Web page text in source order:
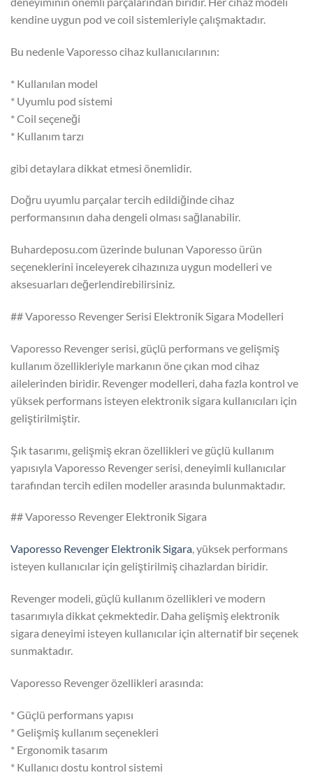
kendine uygun pod ve coil sistemleriyle çalışmaktadır.
Bu nedenle Vaporesso cihaz kullanıcılarının:
* Kullanılan model
* Uyumlu pod sistemi
* Coil seçeneği
* Kullanım tarzı
gibi detaylara dikkat etmesi önemlidir.
Doğru uyumlu parçalar tercih edildiğinde cihaz
performansının daha dengeli olması sağlanabilir.
Buhardeposu.com üzerinde bulunan Vaporesso ürün
seçeneklerini inceleyerek cihazınıza uygun modelleri ve
aksesuarları değerlendirebilirsiniz.
## Vaporesso Revenger Serisi Elektronik Sigara Modelleri
Vaporesso Revenger serisi, güçlü performans ve gelişmiş
kullanım özellikleriyle markanın öne çıkan mod cihaz
ailelerinden biridir. Revenger modelleri, daha fazla kontrol ve
yüksek performans isteyen elektronik sigara kullanıcıları için
geliştirilmiştir.
Şık tasarımı, gelişmiş ekran özellikleri ve güçlü kullanım
yapısıyla Vaporesso Revenger serisi, deneyimli kullanıcılar
tarafından tercih edilen modeller arasında bulunmaktadır.
## Vaporesso Revenger Elektronik Sigara
Vaporesso Revenger Elektronik Sigara, yüksek performans
isteyen kullanıcılar için geliştirilmiş cihazlardan biridir.
Revenger modeli, güçlü kullanım özellikleri ve modern
tasarımıyla dikkat çekmektedir. Daha gelişmiş elektronik
sigara deneyimi isteyen kullanıcılar için alternatif bir seçenek
sunmaktadır.
Vaporesso Revenger özellikleri arasında:
* Güçlü performans yapısı
* Gelişmiş kullanım seçenekleri
* Ergonomik tasarım
* Kullanıcı dostu kontrol sistemi